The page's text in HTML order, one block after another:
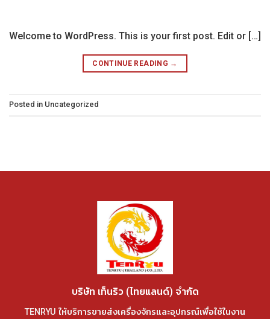
Welcome to WordPress. This is your first post. Edit or […]
CONTINUE READING →
Posted in Uncategorized
บริษัท เท็นริว (ไทยแลนด์) จำกัด
TENRYU ให้บริการขายส่งเครื่องจักรและอุปกรณ์เพื่อใช้ในงาน